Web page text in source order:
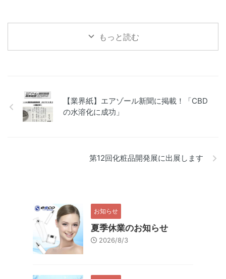
もっと読む
【業界紙】エアゾール新聞に掲載！「CBD
の水溶化に成功」
第12回化粧品開発展に出展します
お知らせ
夏季休業のお知らせ
2026/8/3